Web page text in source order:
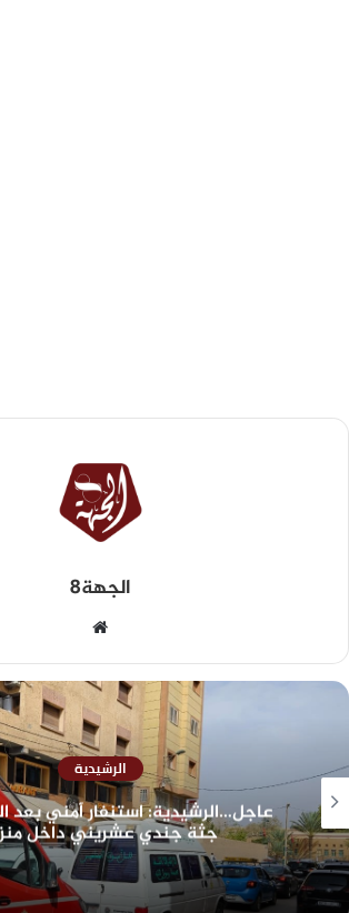
الجهة8
الرشيدية
عاجل…الرشيدية: استنفار
جثة جندي عشريني داخل